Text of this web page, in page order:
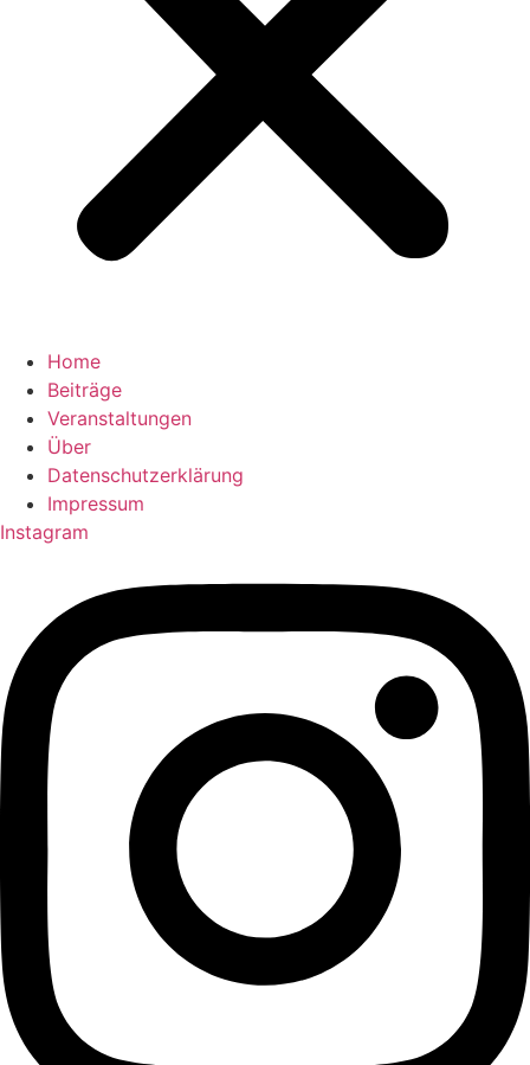
Home
Beiträge
Veranstaltungen
Über
Datenschutzerklärung
Impressum
Instagram